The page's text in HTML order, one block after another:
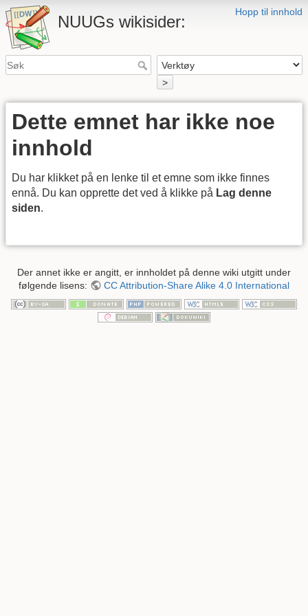
Hopp til innhold
NUUGs wikisider:
>
Dette emnet har ikke noe
innhold
Du har klikket på en lenke til et emne som ikke finnes
ennå. Du kan opprette det ved å klikke på Lag denne
siden.
Der annet ikke er angitt, er innholdet på denne wiki utgitt under
følgende lisens:
CC Attribution-Share Alike 4.0 International